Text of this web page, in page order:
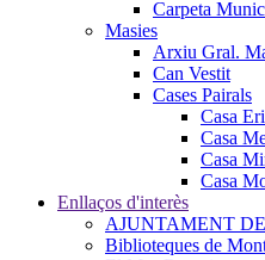
Carpeta
Masies
Arxiu Gral.
Can Vestit
Cases Pairals
Casa
Casa
Casa
Casa
Enllaços d'interès
AJUNTAMENT
Biblioteques de